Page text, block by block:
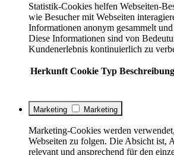
Statistik-Cookies helfen Webseiten-
wie Besucher mit Webseiten
Informationen anonym gesammelt
Diese Informationen sind von
Kundenerlebnis kontinuierlich zu
Herkunft Cookie Typ Beschreibung
Marketing Marketing
Marketing-Cookies werden
Webseiten zu folgen. Die Absicht ist,
relevant und ansprechend für den